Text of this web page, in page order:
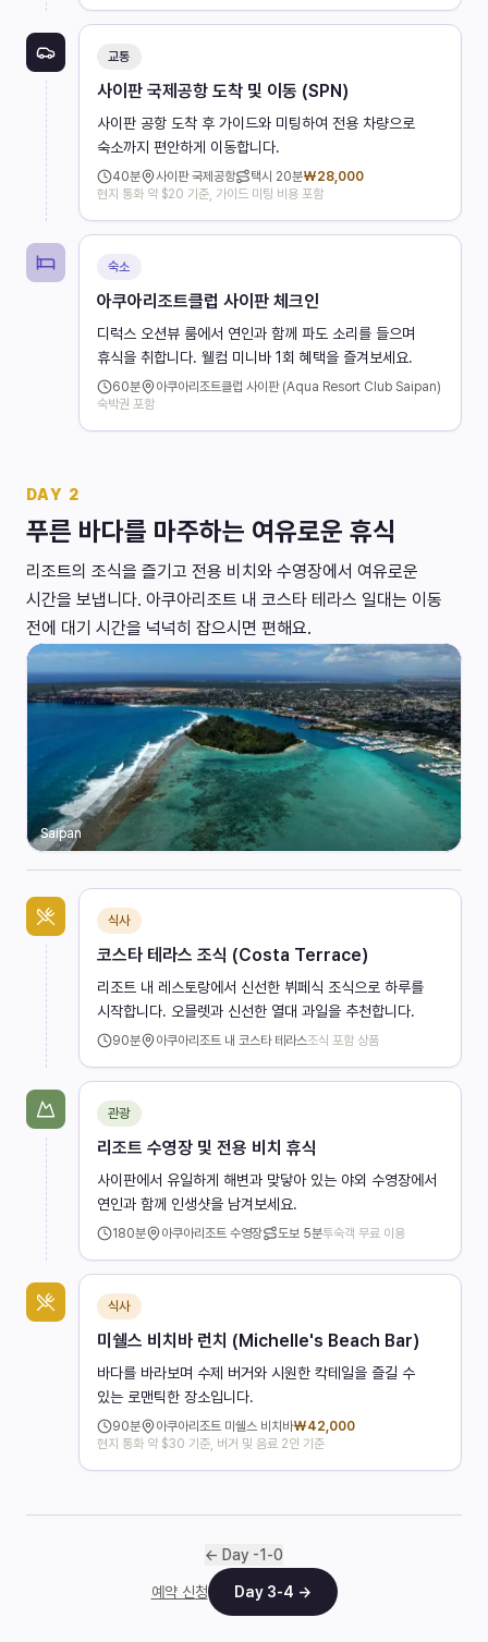
교통
사이판 국제공항 도착 및 이동 (SPN)
사이판 공항 도착 후 가이드와 미팅하여 전용 차량으로
숙소까지 편안하게 이동합니다.
40분 사이판 국제공항 택시 20분₩28,000
현지 통화 약 $20 기준, 가이드 미팅 비용 포함
숙소
아쿠아리조트클럽 사이판 체크인
디럭스 오션뷰 룸에서 연인과 함께 파도 소리를 들으며
휴식을 취합니다. 웰컴 미니바 1회 혜택을 즐겨보세요.
60분
아쿠아리조트클럽 사이판 (Aqua Resort Club Saipan)
숙박권 포함
DAY 2
푸른 바다를 마주하는 여유로운 휴식
리조트의 조식을 즐기고 전용 비치와 수영장에서 여유로운
시간을 보냅니다. 아쿠아리조트 내 코스타 테라스 일대는 이동
전에 대기 시간을 넉넉히 잡으시면 편해요.
Saipan
식사
코스타 테라스 조식 (Costa Terrace)
리조트 내 레스토랑에서 신선한 뷔페식 조식으로 하루를
시작합니다. 오믈렛과 신선한 열대 과일을 추천합니다.
90분 아쿠아리조트 내 코스타 테라스조식 포함 상품
관광
리조트 수영장 및 전용 비치 휴식
사이판에서 유일하게 해변과 맞닿아 있는 야외 수영장에서
연인과 함께 인생샷을 남겨보세요.
180분 아쿠아리조트 수영장 도보 5분투숙객 무료 이용
식사
미쉘스 비치바 런치 (Michelle's Beach Bar)
바다를 바라보며 수제 버거와 시원한 칵테일을 즐길 수
있는 로맨틱한 장소입니다.
90분 아쿠아리조트 미쉘스 비치바₩42,000
현지 통화 약 $30 기준, 버거 및 음료 2인 기준
← Day -1 -0
예약 신청 Day 3-4 →